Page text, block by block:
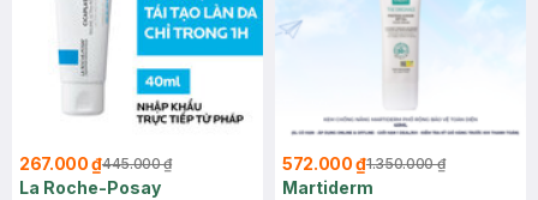
267.000 ₫445.000 ₫
La Roche-Posay
572.000 ₫1.350.000 ₫
Martiderm